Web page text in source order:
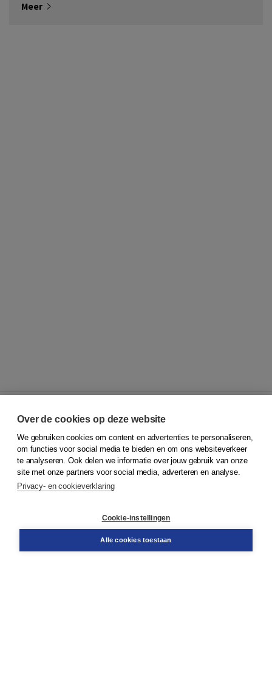
Meer
© 2026Koninklijke Boom uitgevers
Klantenservice
Service & informatie
Contact
Over de cookies op deze website
We gebruiken cookies om content en advertenties te personaliseren,
om functies voor social media te bieden en om ons websiteverkeer
te analyseren. Ook delen we informatie over jouw gebruik van onze
site met onze partners voor social media, adverteren en analyse.
Privacy- en cookieverklaring
Cookie-instellingen
Alle cookies toestaan